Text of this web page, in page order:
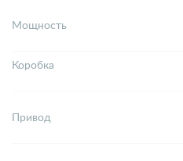
Мощность
Коробка
Привод